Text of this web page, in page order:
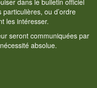
ou d’ordre
les intéresser.
seront communiquées par
absolue.